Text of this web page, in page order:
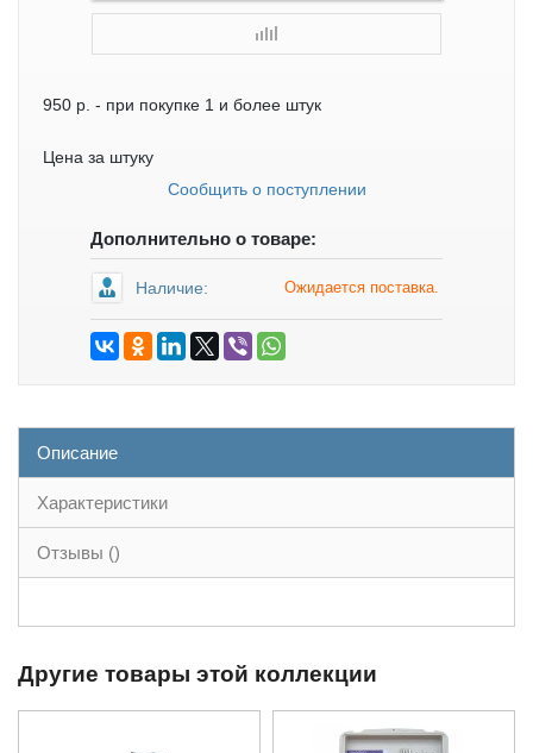
950 р. - при покупке 1 и более штук
Цена за штуку
Сообщить о поступлении
Дополнительно о товаре:
Наличие: Ожидается поставка.
Описание
Характеристики
Отзывы ()
Другие товары этой коллекции